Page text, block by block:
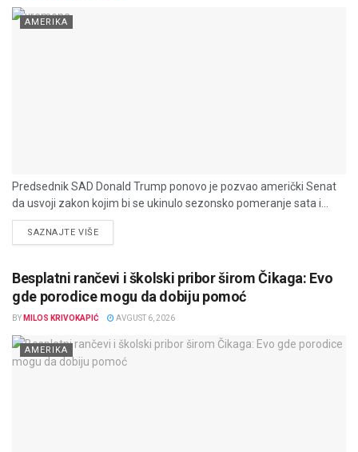
AMERIKA
Predsednik SAD Donald Trump ponovo je pozvao američki Senat
da usvoji zakon kojim bi se ukinulo sezonsko pomeranje sata i...
SAZNAJTE VIŠEDETAILS
Besplatni rančevi i školski pribor širom Čikaga: Evo
gde porodice mogu da dobiju pomoć
BY MILOS KRIVOKAPIĆ AVGUST 6, 2026
AMERIKA